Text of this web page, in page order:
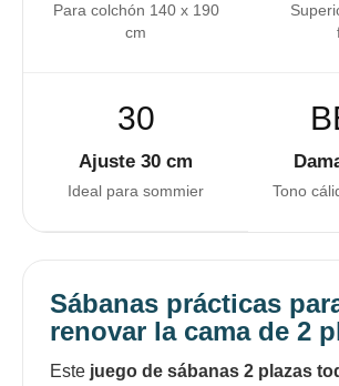
Para colchón 140 x 190
cm
30
Ajuste 30 cm
Ideal para sommier Tono
Sábanas prácticas
renovar la cama de 2
Este juego de sábanas 2 plazas